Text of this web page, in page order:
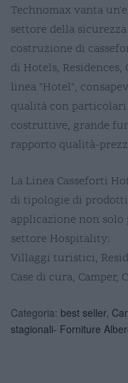
Technomax vanta
settore della
costruzione di
di Hotels,
linea "Hotel",
qualità con
costruttive, grande
rapporto qualità-
La Linea Casseforti
di tipologie di
applicazione non
settore Hospitality:
Villaggi turistici,
Case di cura, Camper,
Categoria: best seller,
stagionali- Forniture